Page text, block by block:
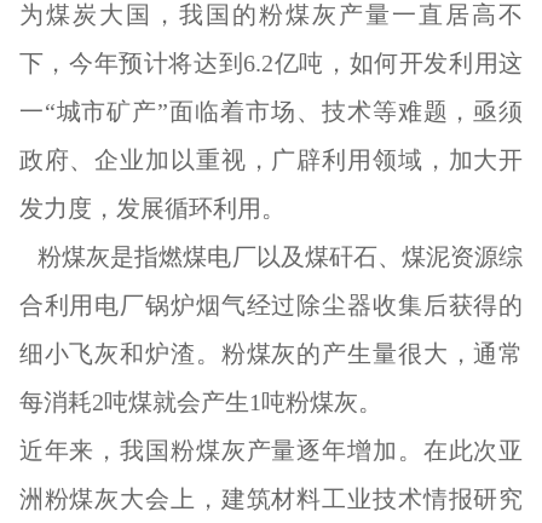
为煤炭大国，我国的粉煤灰产量一直居高不
下，今年预计将达到6.2亿吨，如何开发利用这
一“城市矿产”面临着市场、技术等难题，亟须
政府、企业加以重视，广辟利用领域，加大开
发力度，发展循环利用。
粉煤灰是指燃煤电厂以及煤矸石、煤泥资源综
合利用电厂锅炉烟气经过除尘器收集后获得的
细小飞灰和炉渣。粉煤灰的产生量很大，通常
每消耗2吨煤就会产生1吨粉煤灰。
近年来，我国粉煤灰产量逐年增加。在此次亚
洲粉煤灰大会上，建筑材料工业技术情报研究